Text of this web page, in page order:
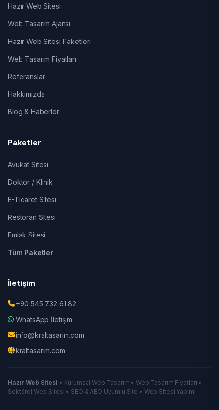
Hazır Web Sitesi
Web Tasarım Ajansı
Hazır Web Sitesi Paketleri
Web Tasarım Fiyatları
Referanslar
Hakkımızda
Blog & Haberler
Paketler
Avukat Sitesi
Doktor / Klinik
E-Ticaret Sitesi
Restoran Sitesi
Emlak Sitesi
Tüm Paketler
İletişim
+90 545 732 61 82
WhatsApp İletişim
info@kraltasarim.com
kraltasarim.com
Hazır Web Sitesi • Kurumsal Web Tasarım • Web Tasarım Fiyatları •
Sektörel Web Sitesi • SEO & AEO Uyumlu Site • Web Sitesi Yapımı